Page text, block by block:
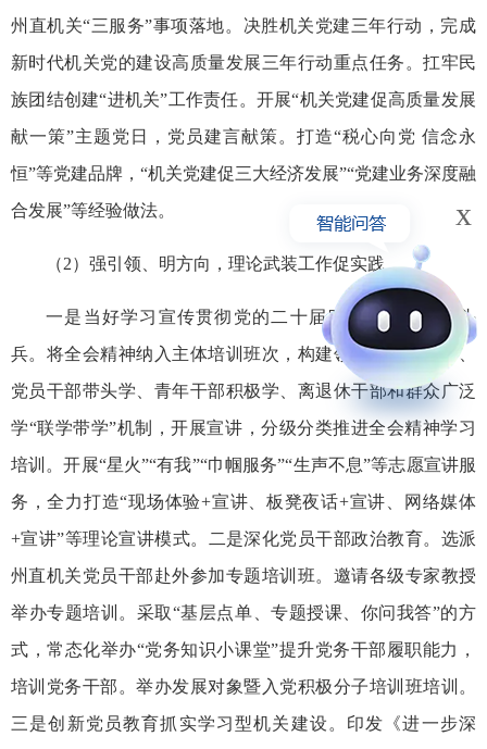
州直机关“三服务”事项落地。决胜机关党建三年行动，完成
新时代机关党的建设高质量发展三年行动重点任务。扛牢民
族团结创建“进机关”工作责任。开展“机关党建促高质量发展
献一策”主题党日，党员建言献策。打造“税心向党 信念永
恒”等党建品牌，“机关党建促三大经济发展”“党建业务深度融
合发展”等经验做法。
（2）强引领、明方向，理论武装工作促实践
一是当好学习宣传贯彻党的二十届四中全会精神排头
兵。将全会精神纳入主体培训班次，构建领导干部深入学、
党员干部带头学、青年干部积极学、离退休干部和群众广泛
学“联学带学”机制，开展宣讲，分级分类推进全会精神学习
培训。开展“星火”“有我”“巾帼服务”“生声不息”等志愿宣讲服
务，全力打造“现场体验+宣讲、板凳夜话+宣讲、网络媒体
+宣讲”等理论宣讲模式。二是深化党员干部政治教育。选派
州直机关党员干部赴外参加专题培训班。邀请各级专家教授
举办专题培训。采取“基层点单、专题授课、你问我答”的方
式，常态化举办“党务知识小课堂”提升党务干部履职能力，
培训党务干部。举办发展对象暨入党积极分子培训班培训。
三是创新党员教育抓实学习型机关建设。印发《进一步深
x